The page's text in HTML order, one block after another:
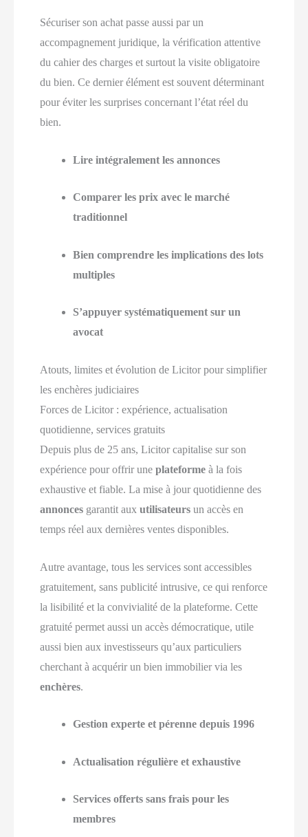
Sécuriser son achat passe aussi par un
accompagnement juridique, la vérification attentive
du cahier des charges et surtout la visite obligatoire
du bien. Ce dernier élément est souvent déterminant
pour éviter les surprises concernant l’état réel du
bien.
Lire intégralement les annonces
Comparer les prix avec le marché
traditionnel
Bien comprendre les implications des lots
multiples
S’appuyer systématiquement sur un
avocat
Atouts, limites et évolution de Licitor pour simplifier
les enchères judiciaires
Forces de Licitor : expérience, actualisation
quotidienne, services gratuits
Depuis plus de 25 ans, Licitor capitalise sur son
expérience pour offrir uneplateforme à la fois
exhaustive et fiable. La mise à jour quotidienne des
annonces garantit auxutilisateurs un accès en
temps réel aux dernières ventes disponibles.
Autre avantage, tous les services sont accessibles
gratuitement, sans publicité intrusive, ce qui renforce
la lisibilité et la convivialité de la plateforme. Cette
gratuité permet aussi un accès démocratique, utile
aussi bien aux investisseurs qu’aux particuliers
cherchant à acquérir un bien immobilier via les
enchères.
Gestion experte et pérenne depuis 1996
Actualisation régulière et exhaustive
Services offerts sans frais pour les
membres